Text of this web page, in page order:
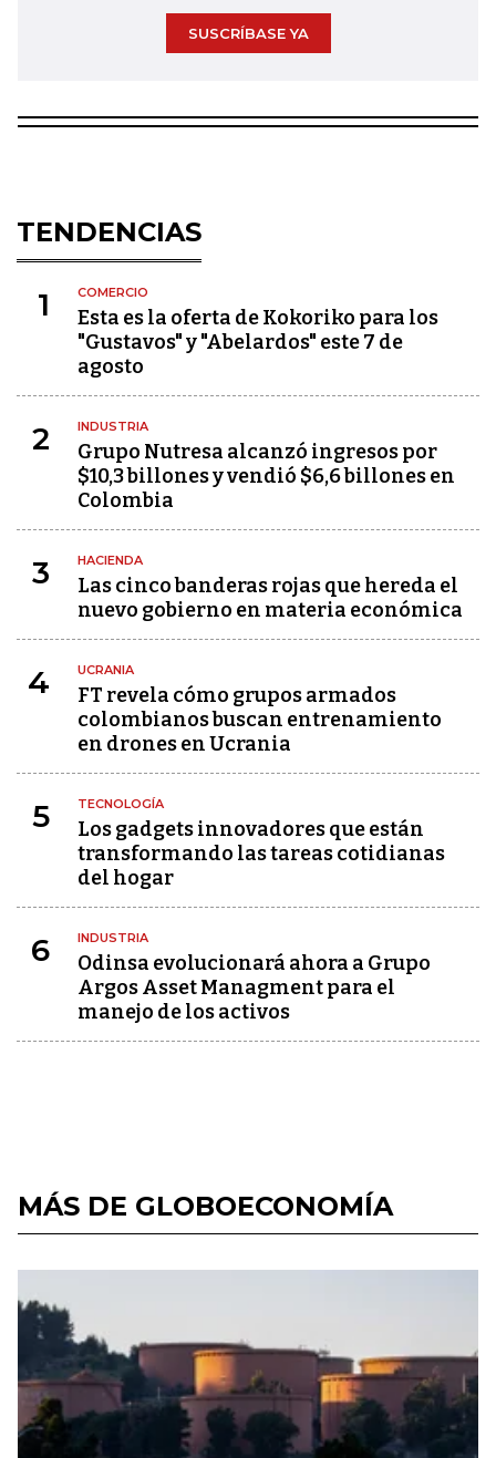
SUSCRÍBASE YA
TENDENCIAS
1 COMERCIO
Esta es la oferta de Kokoriko para los
"Gustavos" y "Abelardos" este 7 de
agosto
2 INDUSTRIA
Grupo Nutresa alcanzó ingresos por
$10,3 billones y vendió $6,6 billones en
Colombia
3 HACIENDA
Las cinco banderas rojas que hereda el
nuevo gobierno en materia económica
4 UCRANIA
FT revela cómo grupos armados
colombianos buscan entrenamiento
en drones en Ucrania
5 TECNOLOGÍA
Los gadgets innovadores que están
transformando las tareas cotidianas
del hogar
6 INDUSTRIA
Odinsa evolucionará ahora a Grupo
Argos Asset Managment para el
manejo de los activos
MÁS DE GLOBOECONOMÍA